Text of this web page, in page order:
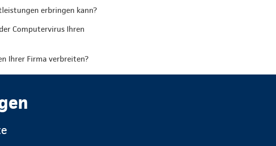
erbringen kann?
Computervirus Ihren
Ihrer Firma verbreiten?